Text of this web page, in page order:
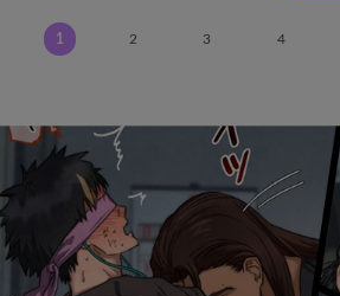
1 2 3 4